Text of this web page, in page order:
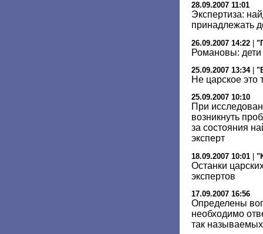
28.09.2007 11:01
Экспертиза:
принадлежать
26.09.2007 14:22 |
Романовы:
25.09.2007 13:34|
Не царское это
25.09.2007 10:10
При
возникнуть
за состояния
эксперт
18.09.2007 10:01 |
Останки
экспертов
17.09.2007 16:56
Определены
необходимо
так